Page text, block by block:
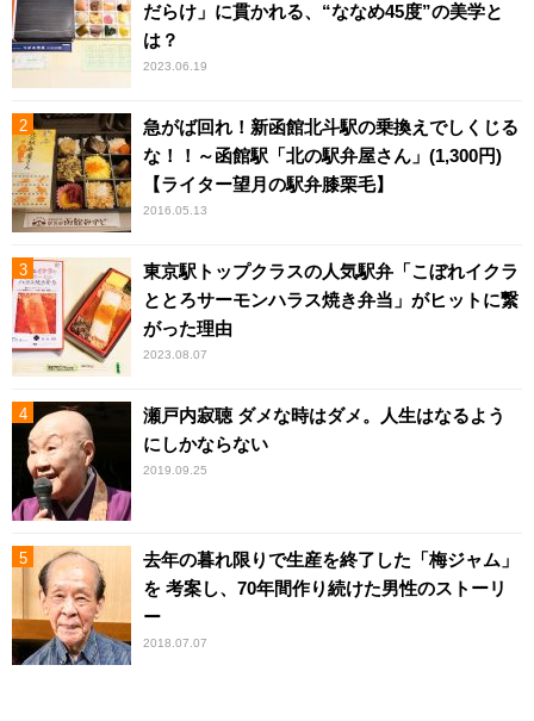
だらけ」に貫かれる、“ななめ45度”の美学と
は？
2023.06.19
急がば回れ！新函館北斗駅の乗換えでしくじる
な！！～函館駅「北の駅弁屋さん」(1,300円)
【ライター望月の駅弁膝栗毛】
2016.05.13
東京駅トップクラスの人気駅弁「こぼれイクラ
ととろサーモンハラス焼き弁当」がヒットに繋
がった理由
2023.08.07
瀬戸内寂聴 ダメな時はダメ。人生はなるよう
にしかならない
2019.09.25
去年の暮れ限りで生産を終了した「梅ジャム」
を 考案し、70年間作り続けた男性のストーリ
ー
2018.07.07